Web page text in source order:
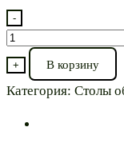
-
Количество
товара
Стол⭐“Бостон-3
110”
+ В корзину
Категория: Столы